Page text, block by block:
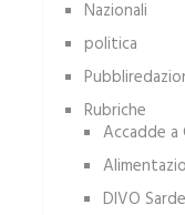
Nazionali
politica
Rubriche
Accadde a
DIVO